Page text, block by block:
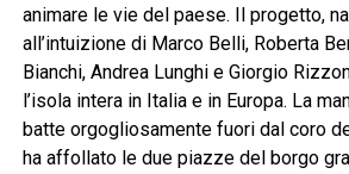
animare le vie del paese. Il progetto,
all’intuizione di Marco Belli, Roberta
Bianchi, Andrea Lunghi e Giorgio
l’isola intera in Italia e in Europa. La
batte orgogliosamente fuori dal coro
ha affollato le due piazze del borgo